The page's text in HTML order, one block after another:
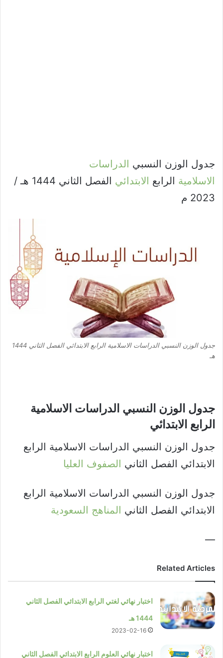
جدول الوزن النسبي الدراسات
الاسلامية الرابع الابتدائي
الفصل الثاني 1444 هـ /
2023 م
جدول الوزن النسبي الدراسات الاسلامية الرابع الابتدائي الفصل الثاني 1444
هـ
جدول الوزن النسبي الدراسات الاسلامية
الرابع الابتدائي​
جدول الوزن النسبي الدراسات الاسلامية الرابع
الابتدائي الفصل الثاني الصفوف العليا
جدول الوزن النسبي الدراسات الاسلامية الرابع
الابتدائي الفصل الثاني المناهج السعودية
—
Related Articles
اختبار نهائي لغتي الرابع الابتدائي الفصل الثاني
1444 هـ
2023-02-16
اختبار نهائي العلوم الرابع الابتدائي الفصل الثاني